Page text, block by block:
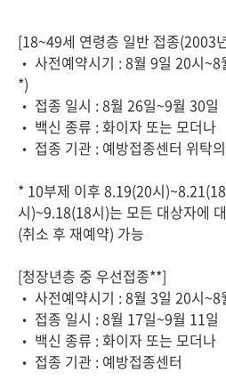
[18~49세 연령층 일반 접종(2003
• 사전예약시기 : 8월 9일 20시
*)
• 접종 일시 : 8월 26일~9월 30일
• 백신 종류 : 화이자 또는 모더나
• 접종 기관 : 예방접종센터 위탁
* 10부제 이후 8.19(20시
시)~9.18(18시)는 모든 대상자에
(취소 후 재예약) 가능
[청장년층 중 우선접종**]
• 사전예약시기 : 8월 3일 20시~8
• 접종 일시 : 8월 17일~9월 11일
• 백신 종류 : 화이자 또는 모더나
• 접종 기관 : 예방접종센터